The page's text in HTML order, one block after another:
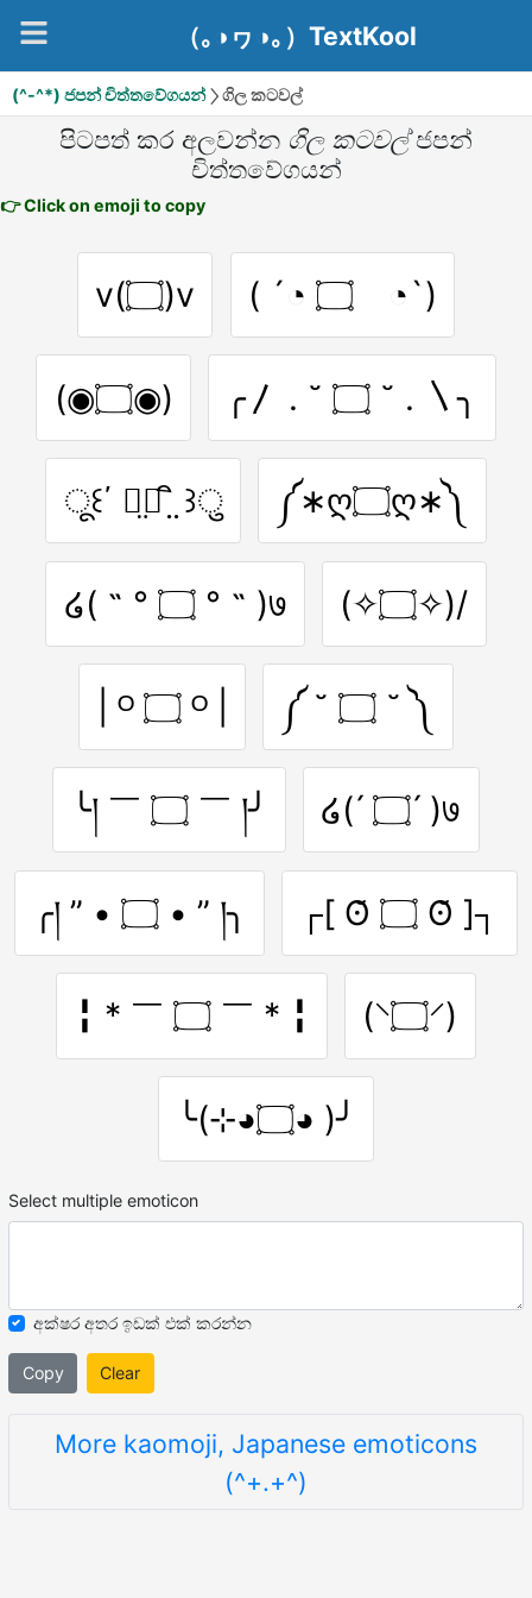
（｡◑ヮ◑｡）TextKool
(^-^*) ජපන් චිත්තවේගයන් ගිල කටවල්
පිටපත් කර අලවන්න ගිල කටවල් ජපන්
චිත්තවේගයන්
👉 Click on emoji to copy
v(۝)v ( ´◔ ۝ゝ◔`)
(◉۝◉) ╭〳 . ˘ ۝ ˘ . 〵╮
ू꒰΄ ิ̤۝ ิ ̤꒱ु ༼∗ღ۝ღ∗༽
໒( ˵ ° ۝ ° ˵ )७ (✧۝✧)/
| ᴼ ۝ ᴼ | ༼ ˘ ۝ ˘ ༽
╰། ￣ ۝ ￣ །╯ ໒( ́ ۝ ́ )७
╭། ” • ۝ • ” །╮ ┌[ ʘ̆ ۝ ʘ̆ ]┐
╏ * ￣ ۝ ￣ * ╏ (⸌۝⸍)
╰(⊹◕۝◕ )╯
Select multiple emoticon
අක්ෂර අතර ඉඩක් එක් කරන්න
Copy Clear
More kaomoji, Japanese emoticons
(^+.+^)